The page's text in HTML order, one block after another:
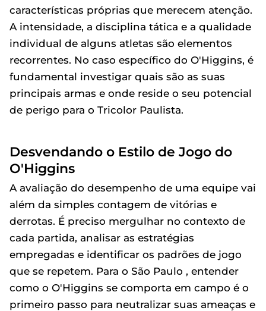
características próprias que merecem atenção.
A intensidade, a disciplina tática e a qualidade
individual de alguns atletas são elementos
recorrentes. No caso específico do O'Higgins, é
fundamental investigar quais são as suas
principais armas e onde reside o seu potencial
de perigo para o Tricolor Paulista.
Desvendando o Estilo de Jogo do
O'Higgins
A avaliação do desempenho de uma equipe vai
além da simples contagem de vitórias e
derrotas. É preciso mergulhar no contexto de
cada partida, analisar as estratégias
empregadas e identificar os padrões de jogo
que se repetem. Para o São Paulo , entender
como o O'Higgins se comporta em campo é o
primeiro passo para neutralizar suas ameaças e